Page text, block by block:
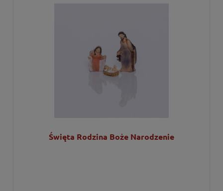
Święta Rodzina Boże Narodzenie